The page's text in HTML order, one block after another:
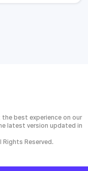
best experience on our
latest version updated in
Reserved.